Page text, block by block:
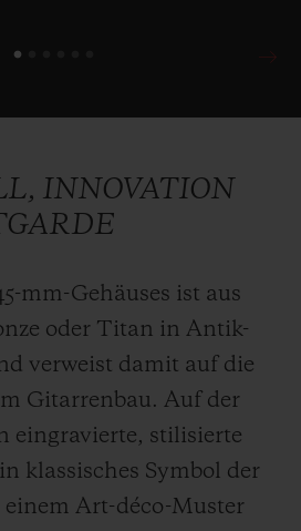
der beiden Partner
und revolutionären
Schweizer Uhrenmarke
Magic Gold,
Saphirgläser sowie für
10- und Tourbillon-
Wild Customs wiederum
den Gyrock
patentierten
die Verwendung von
INNOVATION
mm-Gehäuses ist aus
oder Titan in Antik-
verweist damit auf die
Gitarrenbau. Auf der
eingravierte, stilisierte
klassisches Symbol der
Art-déco-Muster